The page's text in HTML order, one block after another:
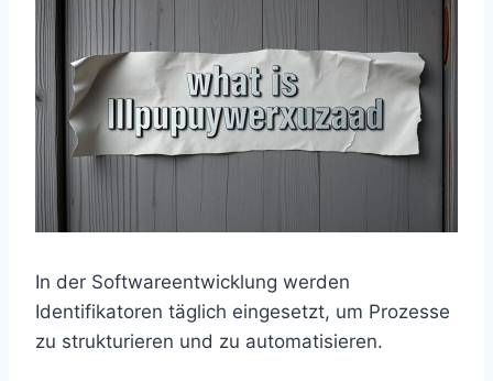
In der Softwareentwicklung werden
Identifikatoren täglich eingesetzt, um Prozesse
zu strukturieren und zu automatisieren.